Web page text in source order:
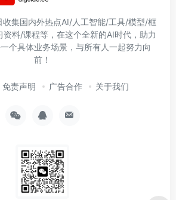
收集国内外热点AI/人工智能/工具/模型/框
资料/课程等，在这个全新的AI时代，助力
个具体业务场景，与所有人一起努力向
前！
免责声明 广告合作 关于我们